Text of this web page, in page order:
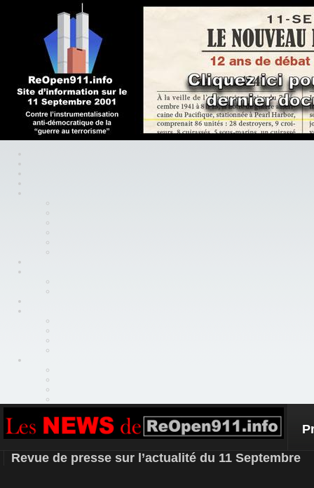
REOPEN911 – NEWS
Revue de presse sur l’actualité du 11 Septembre